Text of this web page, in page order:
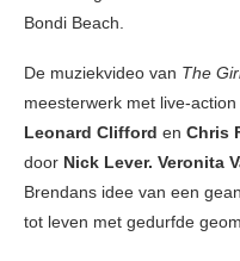
Bondi Beach.
De muziekvideo van The
meesterwerk met live-
Leonard Clifford en Chris
door Nick Lever. Veronita
Brendans idee van een
tot leven met gedurfde